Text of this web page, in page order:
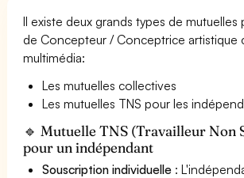
Il existe deux grands types de mutuelles
de Concepteur / Conceptrice artistique
multimédia:
Les mutuelles collectives
Les mutuelles TNS pour les
🔹 Mutuelle TNS (Travailleur Non
pour un indépendant
Souscription individuelle :